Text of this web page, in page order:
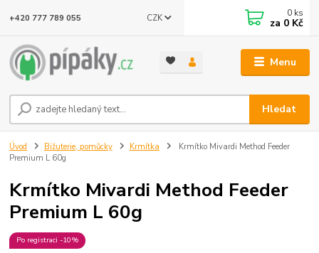
Menu
CZK
Hledat
+420 777 789 055 0 ks
za 0 Kč
Úvod Bižuterie, pomůcky Krmítka
Krmítko Mivardi Method Feeder
Premium L 60g
Krmítko Mivardi Method Feeder
Premium L 60g
Po registraci -10%